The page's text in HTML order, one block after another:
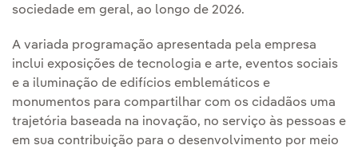
sociedade em geral, ao longo de 2026.
A variada programação apresentada pela empresa
inclui exposições de tecnologia e arte, eventos sociais
e a iluminação de edifícios emblemáticos e
monumentos para compartilhar com os cidadãos uma
trajetória baseada na inovação, no serviço às pessoas e
em sua contribuição para o desenvolvimento por meio